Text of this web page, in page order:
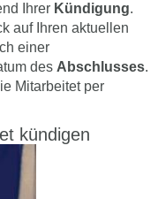
Ihrer Kündigung.
auf Ihren aktuellen
einer
des Abschlusses.
Mitarbeitet per
kündigen